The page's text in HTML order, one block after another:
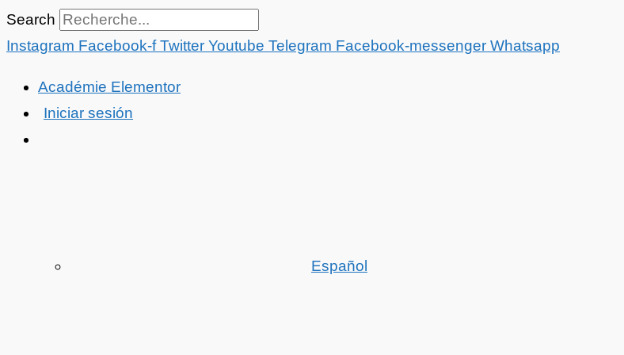
Aller
au
Search
Instagram Facebook-f Twitter Youtube Telegram Facebook-messenger Whatsapp
Académie Elementor
Iniciar sesión
Español